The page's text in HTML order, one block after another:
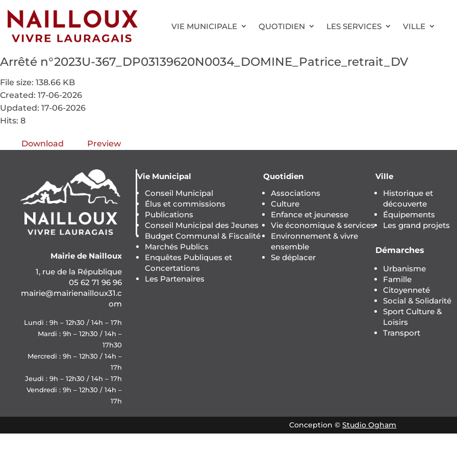
VIE MUNICIPALE QUOTIDIEN LES SERVICES VILLE
Arrêté n°2023U-367_DP03139620N0034_DOMINE_Patrice_retrait_DV
File size: 138.66 KB
Created: 17-06-2026
Updated: 17-06-2026
Hits: 8
Download Preview
Mairie de Nailloux
1, rue de la République
05 62 71 96 96
mairie@mairienailloux31.c
om
Lundi : 9h – 12h30 / 14h – 17h
Mardi : 9h – 12h30 / 14h –
17h30
Mercredi : 9h – 12h30 / 14h –
17h
Jeudi : 9h – 12h30 / 14h – 17h
Vendredi : 9h – 12h30 / 14h –
17h
Vie Municipal
Conseil Municipal
Élus et commissions
Publications
Conseil Municipal des Jeunes
Budget Communal & Fiscalité
Marchés Publics
Enquêtes Publiques et
Concertations
Les Partenaires
Quotidien
Associations
Culture
Enfance et jeunesse
Vie économique & services
Environnement & vivre
ensemble
Se déplacer
Ville
Historique et
découverte
Équipements
Les grand projets
Démarches
Urbanisme
Famille
Citoyenneté
Social & Solidarité
Sport Culture &
Loisirs
Transport
Conception © Studio Ogham